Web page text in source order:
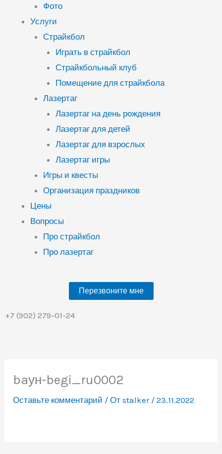
Фото
Услуги
Страйкбол
Играть в страйкбол
Страйкбольный клуб
Помещение для страйкбола
Лазертаг
Лазертаг на день рождения
Лазертаг для детей
Лазертаг для взрослых
Лазертаг игры
Игры и квесты
Организация праздников
Цены
Вопросы
Про страйкбол
Про лазертаг
Перезвоните мне
+7 (902) 279-01-24
baун-begi_ru0002
Оставьте комментарий / Отstalker /23.11.2022